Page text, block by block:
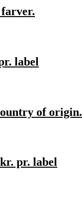
label
of origin.
pr. label